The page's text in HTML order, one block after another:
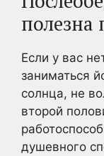
полезна
Если у вас
заниматься
солнца, не
второй
душевного